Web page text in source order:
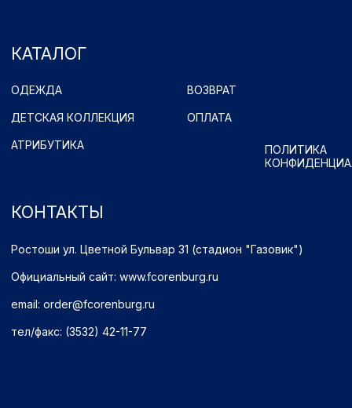
Имущественные права принадлежат ФК "Оренбург" (Оренбург)
Политика обработки персональных данных.